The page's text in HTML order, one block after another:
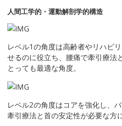
人間工学的・運動解剖学的構造
レベル1の角度は高齢者やリハビ
せるのに役立ち、腰痛で牽引療法
とっても最適な角度。
レベル2の角度はコアを強化し、
牽引療法と首の安定性が必要な方